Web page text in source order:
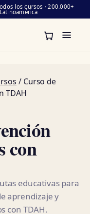
los cursos · 200.000+
/ Curso de
TDAH
con
educativas para
aprendizaje y
con TDAH.